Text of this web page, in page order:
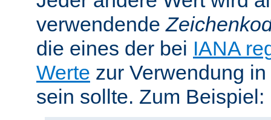
verwendende
die eines der bei IANA
Werte zur Verwendung
sein sollte. Zum Beispiel: